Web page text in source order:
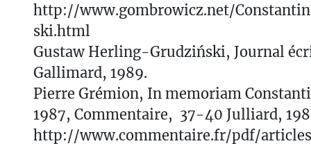
http://www.gombrowicz.net/
ski.html
Gustaw Herling-Grudziński, Journal
Gallimard, 1989.
Pierre Grémion, In memoriam
1987, Commentaire, 37-40 Julliard,
http://www.commentaire.fr/pdf/